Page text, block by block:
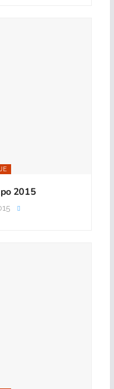
2015